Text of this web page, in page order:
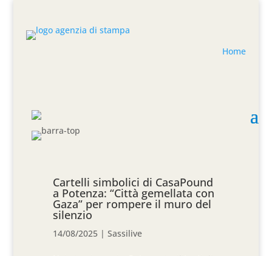
Home
Cartelli simbolici di CasaPound
a Potenza: “Città gemellata con
Gaza” per rompere il muro del
silenzio
14/08/2025 |Sassilive